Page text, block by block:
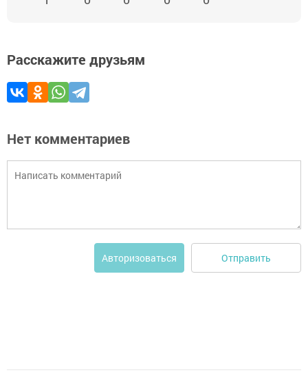
Расскажите друзьям
Нет комментариев
Авторизоваться Отправить